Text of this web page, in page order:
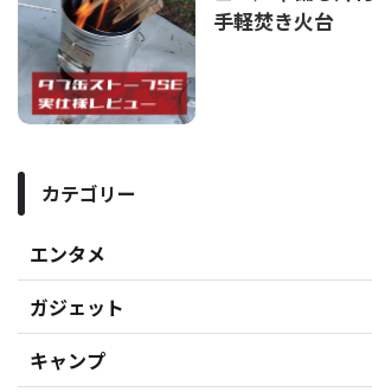
手軽焚き火台
カテゴリー
エンタメ
ガジェット
キャンプ